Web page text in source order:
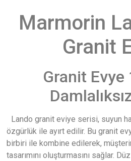
Marmorin
Granit
Granit Evye
Lando granit eviye serisi, suyun
özgürlük ile ayırt edilir. Bu granit
birbiri ile kombine edilerek,
tasarımını oluşturmasını sağlar.